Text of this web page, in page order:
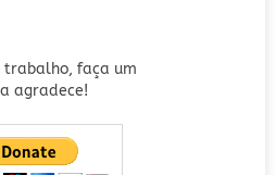
trabalho, faça um
agradece!